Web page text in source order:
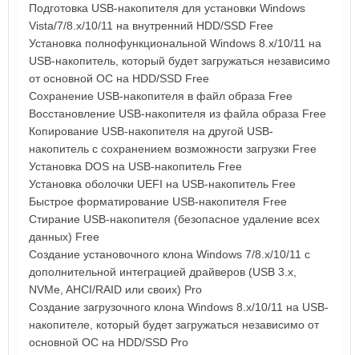
Подготовка USB-накопителя для установки Windows
Vista/7/8.x/10/11 на внутренний HDD/SSD Free
Установка полнофункциональной Windows 8.x/10/11 на
USB-накопитель, который будет загружаться независимо
от основной ОС на HDD/SSD Free
Сохранение USB-накопителя в файл образа Free
Восстановление USB-накопителя из файла образа Free
Копирование USB-накопителя на другой USB-
накопитель с сохранением возможности загрузки Free
Установка DOS на USB-накопитель Free
Установка оболочки UEFI на USB-накопитель Free
Быстрое форматирование USB-накопителя Free
Стирание USB-накопителя (безопасное удаление всех
данных) Free
Создание установочного клона Windows 7/8.x/10/11 с
дополнительной интеграцией драйверов (USB 3.x,
NVMe, AHCI/RAID или своих) Pro
Создание загрузочного клона Windows 8.x/10/11 на USB-
накопителе, который будет загружаться независимо от
основной ОС на HDD/SSD Pro